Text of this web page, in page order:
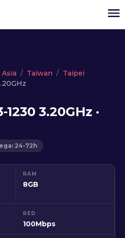
Servidores dedicados
API
Noticias
Asia Taiwan
Taipei
3.20GHz ·
24-72h
RAM
8GB
RED
100Mbps